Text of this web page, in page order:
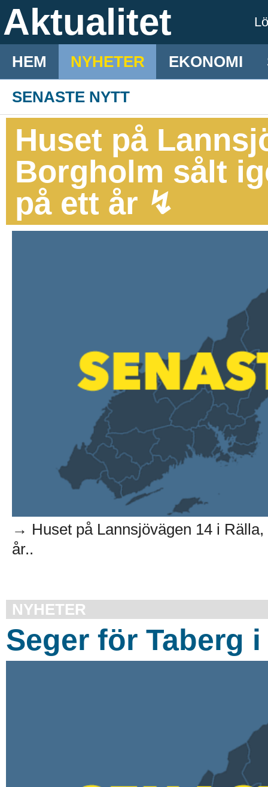
Aktualitet
HEM NYHETER EKONOMI
SENASTE NYTT
Huset på
Borgholm sålt
på ett år ↯
→ Huset på Lannsjövägen 14 i
år..
NYHETER
Seger för Taberg